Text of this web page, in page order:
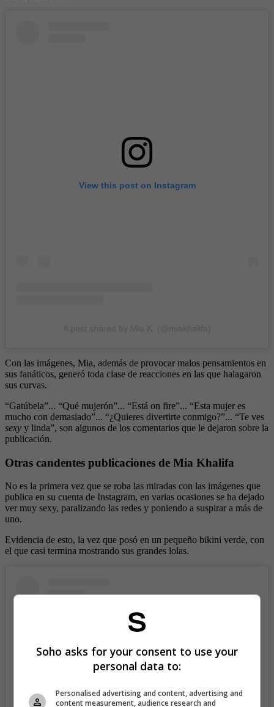
View this post on Instagram
Con las imágenes, Mia, además de provocar malos pensamientos en
sus fanáticos, generó toda clase de reacciones en las que halagaron
sus curvas.
“Gatúbela”... “Qué mujerón”... “Está on fire”... “Esta mujer es
mucho con demasiado”... “¿Quieres divertirte conmigo?”... “Te ves
sexy y linda”, son algunos de los comentarios que le dejaron sobre la
publicación.
Otras candentes publicaciones de Mia Khalifa
No es la primera vez que se roba las miradas con las imágenes que
publica en su cuenta de Instagram, en varias ocasiones se ha dejado
ver muy sexy, paralizando las redes y poniendo a suspirar a más de
uno.
Evidencia de esto, la vez que posó en un pequeño bikini verde, con
el que casi termina mostrando sus grandes lolas.
Soho asks for your consent to use your
personal data to:
Personalised advertising and content, advertising and
content measurement, audience research and